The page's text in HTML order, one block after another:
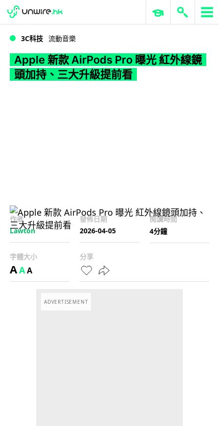
WWDC 2026 ERP 與商業 AI
3C科技 流動音樂
Apple 新款 AirPods Pro 曝光 紅外線鏡
頭加持、三大升級提前看
作者
Lawton
發佈日期
2026-04-05
閱讀時間
4分鐘
字體大小
AAA
分享
ADVERTISEMENT